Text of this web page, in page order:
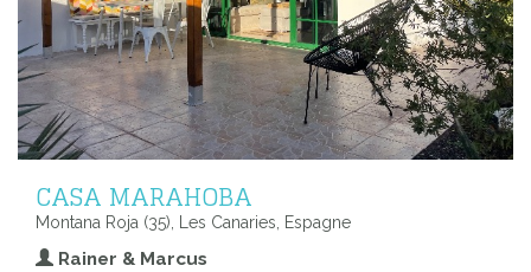
CASA MARAHOBA
Montana Roja (35), Les Canaries, Espagne
Rainer & Marcus